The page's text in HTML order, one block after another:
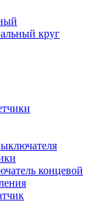
круг
концевой